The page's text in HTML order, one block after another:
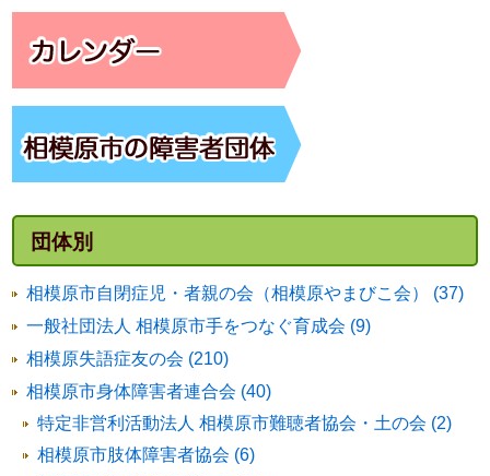
団体別
相模原市自閉症児・者親の会（相模原やまびこ会） (37)
一般社団法人 相模原市手をつなぐ育成会 (9)
相模原失語症友の会 (210)
相模原市身体障害者連合会 (40)
特定非営利活動法人 相模原市難聴者協会・土の会 (2)
相模原市肢体障害者協会 (6)